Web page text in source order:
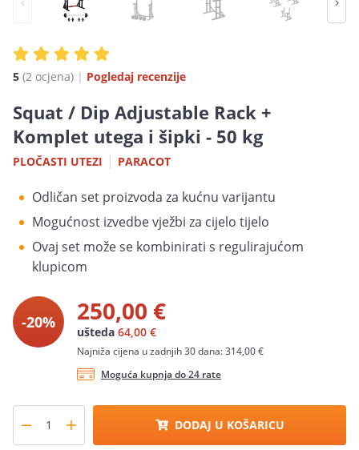
5 (2 ocjena) | Pogledaj recenzije
Squat / Dip Adjustable Rack +
Komplet utega i šipki - 50 kg
PLOČASTI UTEZI | PARACOT
Odličan set proizvoda za kućnu varijantu
Mogućnost izvedbe vježbi za cijelo tijelo
Ovaj set može se kombinirati s regulirajućom
klupicom
-20% 250,00 €
ušteda 64,00 €
Najniža cijena u zadnjih 30 dana: 314,00 €
Moguća kupnja do 24 rate
DODAJ U KOŠARICU